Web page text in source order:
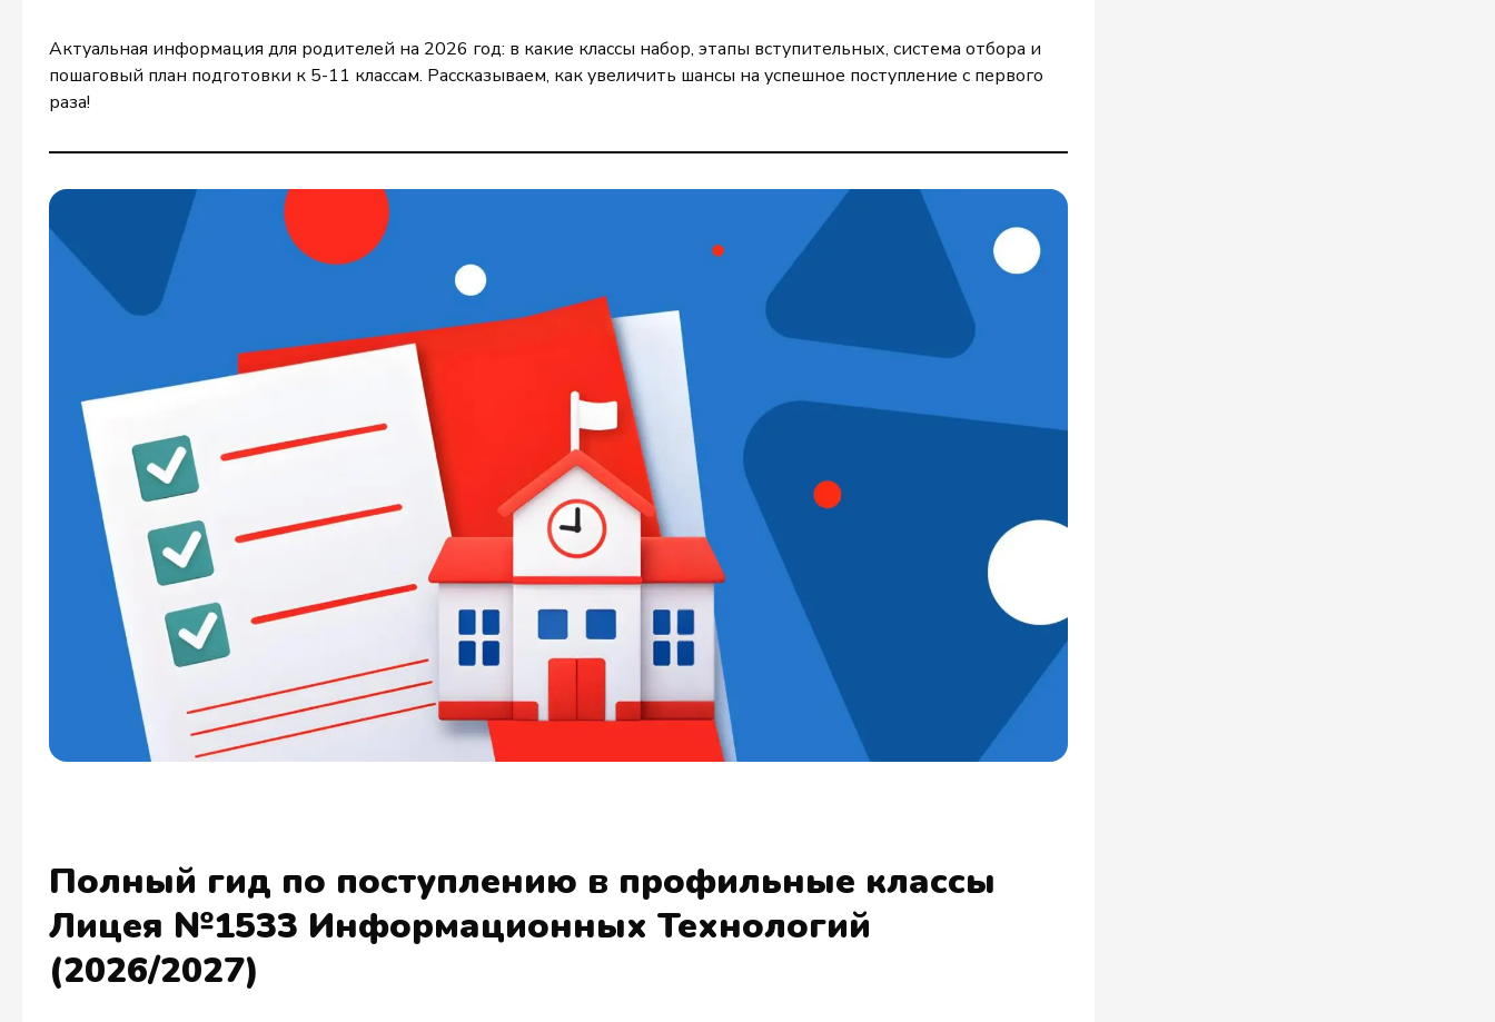
Актуальная информация для родителей на 2026 год: в какие классы набор, этапы вступительных, система отбора и
пошаговый план подготовки к 5-11 классам. Рассказываем, как увеличить шансы на успешное поступление с первого
раза!
Полный гид по поступлению в профильные классы
Лицея №1533 Информационных Технологий
(2026/2027)